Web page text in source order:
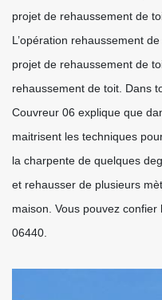
projet de rehaussement de
L’opération rehaussement
projet de rehaussement de
rehaussement de toit. Dans
Couvreur 06 explique que
maitrisent les techniques
la charpente de quelques
et rehausser de plusieurs
maison. Vous pouvez
06440.